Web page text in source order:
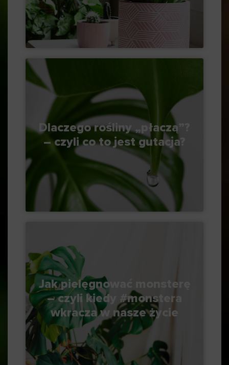
Dlaczego rośliny „płaczą”?
– czyli co to jest gutacja?
Jak pielęgnować monsterę
– czyli kiedy #monstera
wkracza w nasze życie